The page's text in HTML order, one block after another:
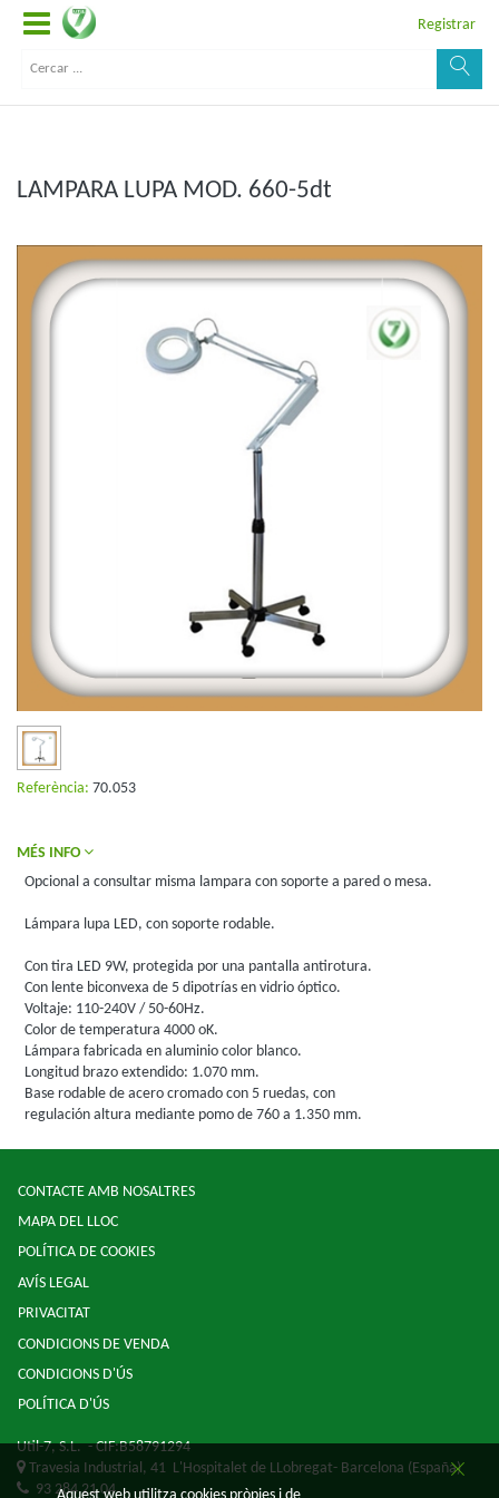
Registrar
LAMPARA LUPA MOD. 660-5dt
Referència: 70.053
MÉS INFO
Opcional a consultar misma lampara con soporte a pared o mesa.
Lámpara lupa LED, con soporte rodable.
Con tira LED 9W, protegida por una pantalla antirotura.
Con lente biconvexa de 5 dipotrías en vidrio óptico.
Voltaje: 110-240V / 50-60Hz.
Color de temperatura 4000 oK.
Lámpara fabricada en aluminio color blanco.
Longitud brazo extendido: 1.070 mm.
Base rodable de acero cromado con 5 ruedas, con
regulación altura mediante pomo de 760 a 1.350 mm.
CONTACTE AMB NOSALTRES
MAPA DEL LLOC
POLÍTICA DE COOKIES
AVÍS LEGAL
PRIVACITAT
CONDICIONS DE VENDA
CONDICIONS D'ÚS
POLÍTICA D'ÚS
Util-7, S.L.- CIF:B58791294
Travesia Industrial, 41 L'Hospitalet de LLobregat- Barcelona (España)
93 284 21 04